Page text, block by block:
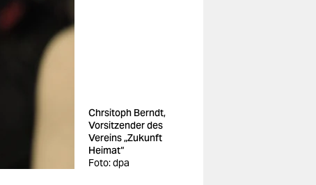
Chrsitoph Berndt,
Vorsitzender des
Vereins „Zukunft
Heimat“
Foto: dpa